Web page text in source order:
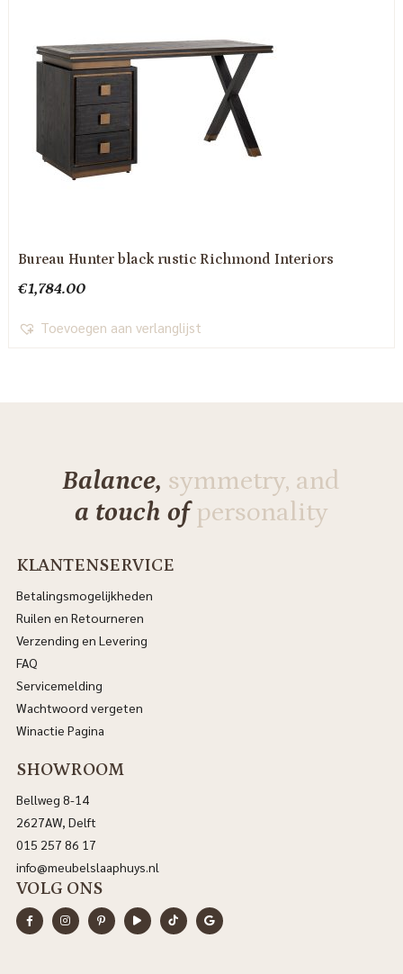
Bureau Hunter black rustic Richmond Interiors
€1,784.00
Toevoegen aan verlanglijst
Balance, symmetry, and
a touch ofpersonality
KLANTENSERVICE
Betalingsmogelijkheden
Ruilen en Retourneren
Verzending en Levering
FAQ
Servicemelding
Wachtwoord vergeten
Winactie Pagina
SHOWROOM
Bellweg 8-14
2627AW, Delft
015 257 86 17
info@meubelslaaphuys.nl
VOLG ONS